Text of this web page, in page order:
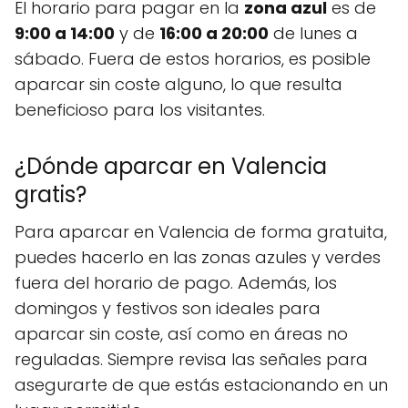
El horario para pagar en la zona azul es de
9:00 a 14:00 y de 16:00 a 20:00 de lunes a
sábado. Fuera de estos horarios, es posible
aparcar sin coste alguno, lo que resulta
beneficioso para los visitantes.
¿Dónde aparcar en Valencia
gratis?
Para aparcar en Valencia de forma gratuita,
puedes hacerlo en las zonas azules y verdes
fuera del horario de pago. Además, los
domingos y festivos son ideales para
aparcar sin coste, así como en áreas no
reguladas. Siempre revisa las señales para
asegurarte de que estás estacionando en un